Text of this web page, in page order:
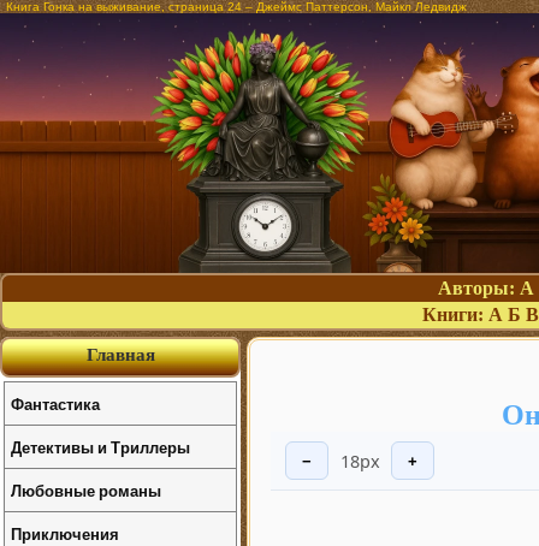
Книга Гонка на выживание, страница 24 – Джеймс Паттерсон, Майкл Ледвидж
Авторы: А
Книги: А Б В
− 18px +
Главная
Фантастика
Детективы и Триллеры
Любовные романы
Приключения